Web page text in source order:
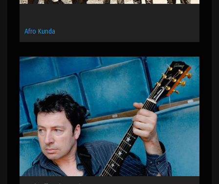
Afro Kunda